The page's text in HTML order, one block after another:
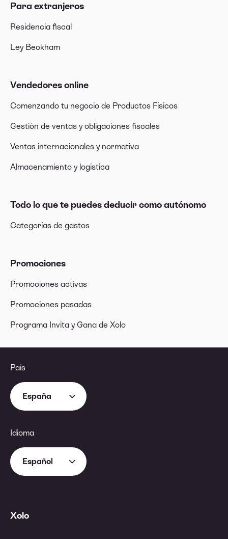
Para extranjeros
Residencia fiscal
Ley Beckham
Vendedores online
Comenzando tu negocio de Productos Físicos
Gestión de ventas y obligaciones fiscales
Ventas internacionales y normativa
Almacenamiento y logística
Todo lo que te puedes deducir como autónomo
Categorías de gastos
Promociones
Promociones activas
Promociones pasadas
Programa Invita y Gana de Xolo
País
España
Idioma
Español
Xolo